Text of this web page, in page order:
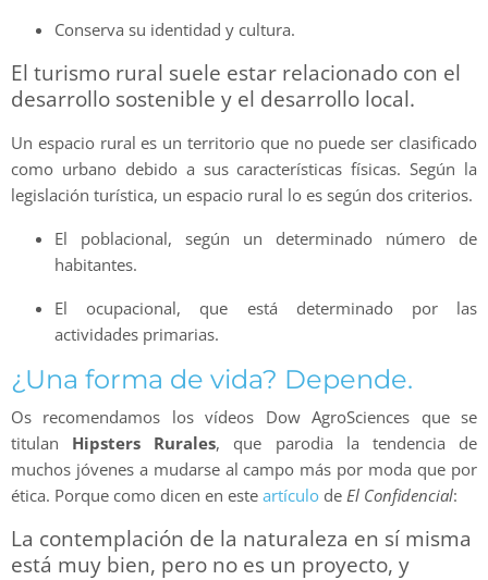
Conserva su identidad y cultura.
El turismo rural suele estar relacionado con el
desarrollo sostenible y el desarrollo local.
Un espacio rural es un territorio que no puede ser clasificado
como urbano debido a sus características físicas. Según la
legislación turística, un espacio rural lo es según dos criterios.
El poblacional, según un determinado número de
habitantes.
El ocupacional, que está determinado por las
actividades primarias.
¿Una forma de vida? Depende.
Os recomendamos los vídeos Dow AgroSciences que se
titulan Hipsters Rurales, que parodia la tendencia de
muchos jóvenes a mudarse al campo más por moda que por
ética. Porque como dicen en este artículo de El Confidencial:
La contemplación de la naturaleza en sí misma
está muy bien, pero no es un proyecto, y